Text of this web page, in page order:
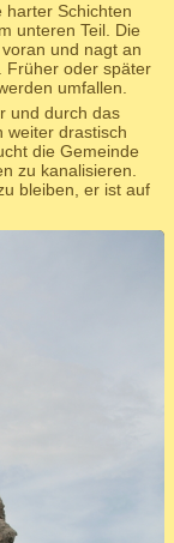
harter Schichten
unteren Teil. Die
und nagt an
Früher oder später
umfallen.
und durch das
weiter drastisch
die Gemeinde
zu kanalisieren.
bleiben, er ist auf